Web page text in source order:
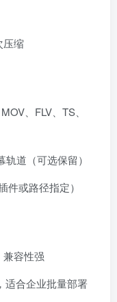
压缩
、FLV、TS、
道（可选保留）
件或路径指定）
容性强
适合企业批量部署